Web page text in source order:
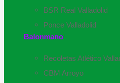
BSR Real Valladolid
Ponce Valladolid
Balonmano
Recoletas Atlético
CBM Arroyo